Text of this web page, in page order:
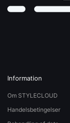
Information
Om STYLECLOUD
Handelsbetingelser